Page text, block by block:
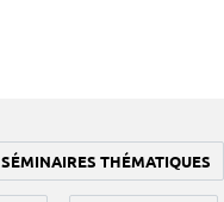
SÉMINAIRES THÉMATIQUES